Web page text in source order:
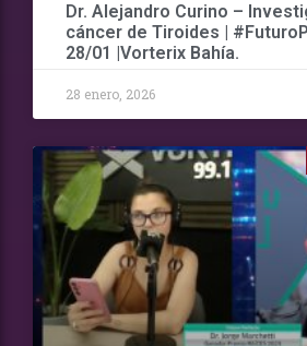
Dr. Alejandro Curino –
cáncer de Tiroides |
28/01 |Vorterix Bahía.
28 enero, 2026